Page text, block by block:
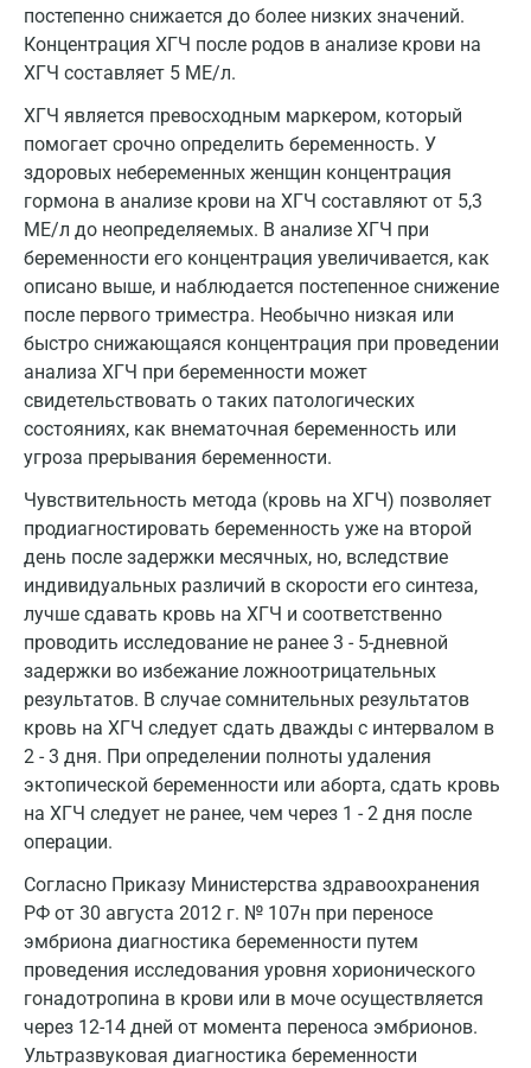
постепенно снижается до более низких значений.
Концентрация ХГЧ после родов в анализе крови на
ХГЧ составляет 5 МЕ/л.
ХГЧ является превосходным маркером, который
помогает срочно определить беременность. У
здоровых небеременных женщин концентрация
гормона в анализе крови на ХГЧ составляют от 5,3
МЕ/л до неопределяемых. В анализе ХГЧ при
беременности его концентрация увеличивается, как
описано выше, и наблюдается постепенное снижение
после первого триместра. Необычно низкая или
быстро снижающаяся концентрация при проведении
анализа ХГЧ при беременности может
свидетельствовать о таких патологических
состояниях, как внематочная беременность или
угроза прерывания беременности.
Чувствительность метода (кровь на ХГЧ) позволяет
продиагностировать беременность уже на второй
день после задержки месячных, но, вследствие
индивидуальных различий в скорости его синтеза,
лучше сдавать кровь на ХГЧ и соответственно
проводить исследование не ранее 3 - 5-дневной
задержки во избежание ложноотрицательных
результатов. В случае сомнительных результатов
кровь на ХГЧ следует сдать дважды с интервалом в
2 - 3 дня. При определении полноты удаления
эктопической беременности или аборта, сдать кровь
на ХГЧ следует не ранее, чем через 1 - 2 дня после
операции.
Согласно Приказу Министерства здравоохранения
РФ от 30 августа 2012 г. № 107н при переносе
эмбриона диагностика беременности путем
проведения исследования уровня хорионического
гонадотропина в крови или в моче осуществляется
через 12-14 дней от момента переноса эмбрионов.
Ультразвуковая диагностика беременности
Коломна
Королев
Кострома
Котельники
Красногорск
Краснодар
Красноярск
Курск
Лабинск
Липецк
Люберцы
Майкоп
Мурино
Мурманск
Мытищи
Набережные Челны
Наро-Фоминск
Нижневартовск
Нижнекамск
Новокузнецк
Новороссийск
Новосибирск